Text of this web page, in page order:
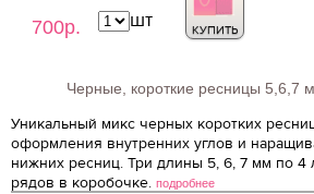
700р. КУПИТЬ
шт
Черные, короткие ресницы 5,6,7
Уникальный микс черных коротких
оформления внутренних углов и
нижних ресниц. Три длины 5, 6, 7 мм по 4
рядов в коробочке. подробнее